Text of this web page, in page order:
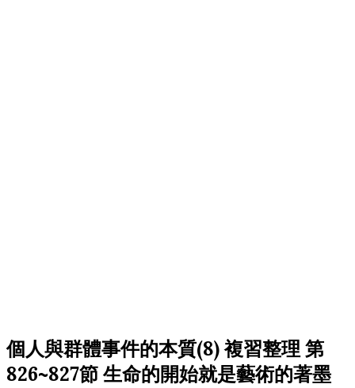
個人與群體事件的本質(8) 複習整理 第
826~827節 生命的開始就是藝術的著墨